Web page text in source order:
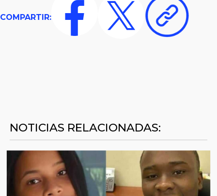
COMPARTIR:
NOTICIAS RELACIONADAS: